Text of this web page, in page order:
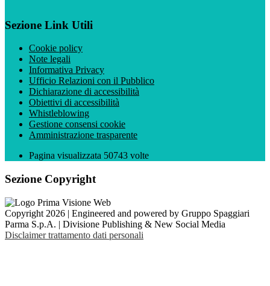
Sezione Link Utili
Cookie policy
Note legali
Informativa Privacy
Ufficio Relazioni con il Pubblico
Dichiarazione di accessibilità
Obiettivi di accessibilità
Whistleblowing
Gestione consensi cookie
Amministrazione trasparente
Pagina visualizzata 50743 volte
Sezione Copyright
Copyright 2026 | Engineered and powered by Gruppo Spaggiari
Parma S.p.A. | Divisione Publishing & New Social Media
Disclaimer trattamento dati personali